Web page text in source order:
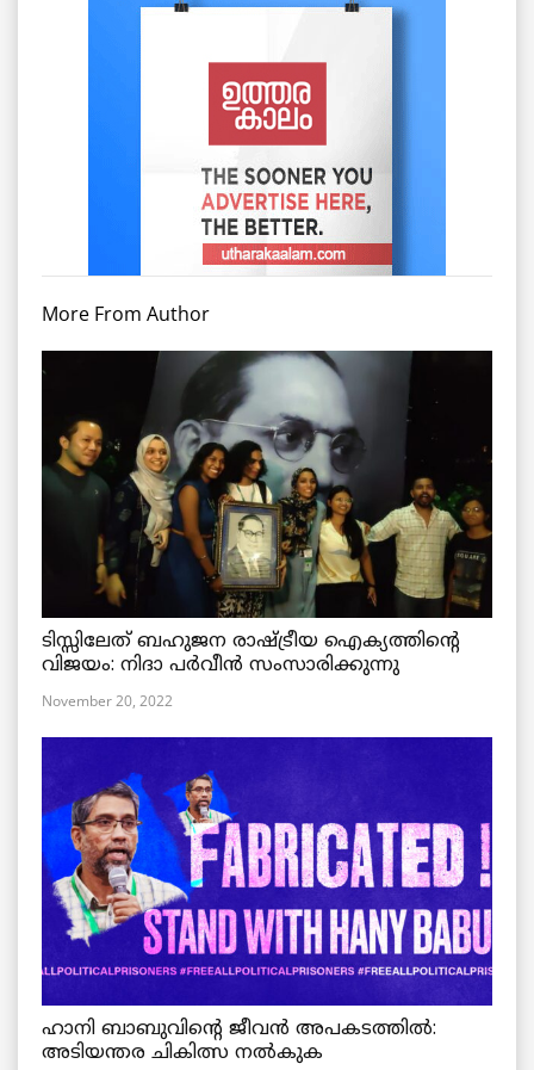
More From Author
ടിസ്സിലേത് ബഹുജന രാഷ്ട്രീയ ഐക്യത്തിന്റെ
വിജയം: നിദാ പർവീൻ സംസാരിക്കുന്നു
November 20, 2022
ഹാനി ബാബുവിന്റെ ജീവൻ അപകടത്തിൽ:
അടിയന്തര ചികിത്സ നൽകുക